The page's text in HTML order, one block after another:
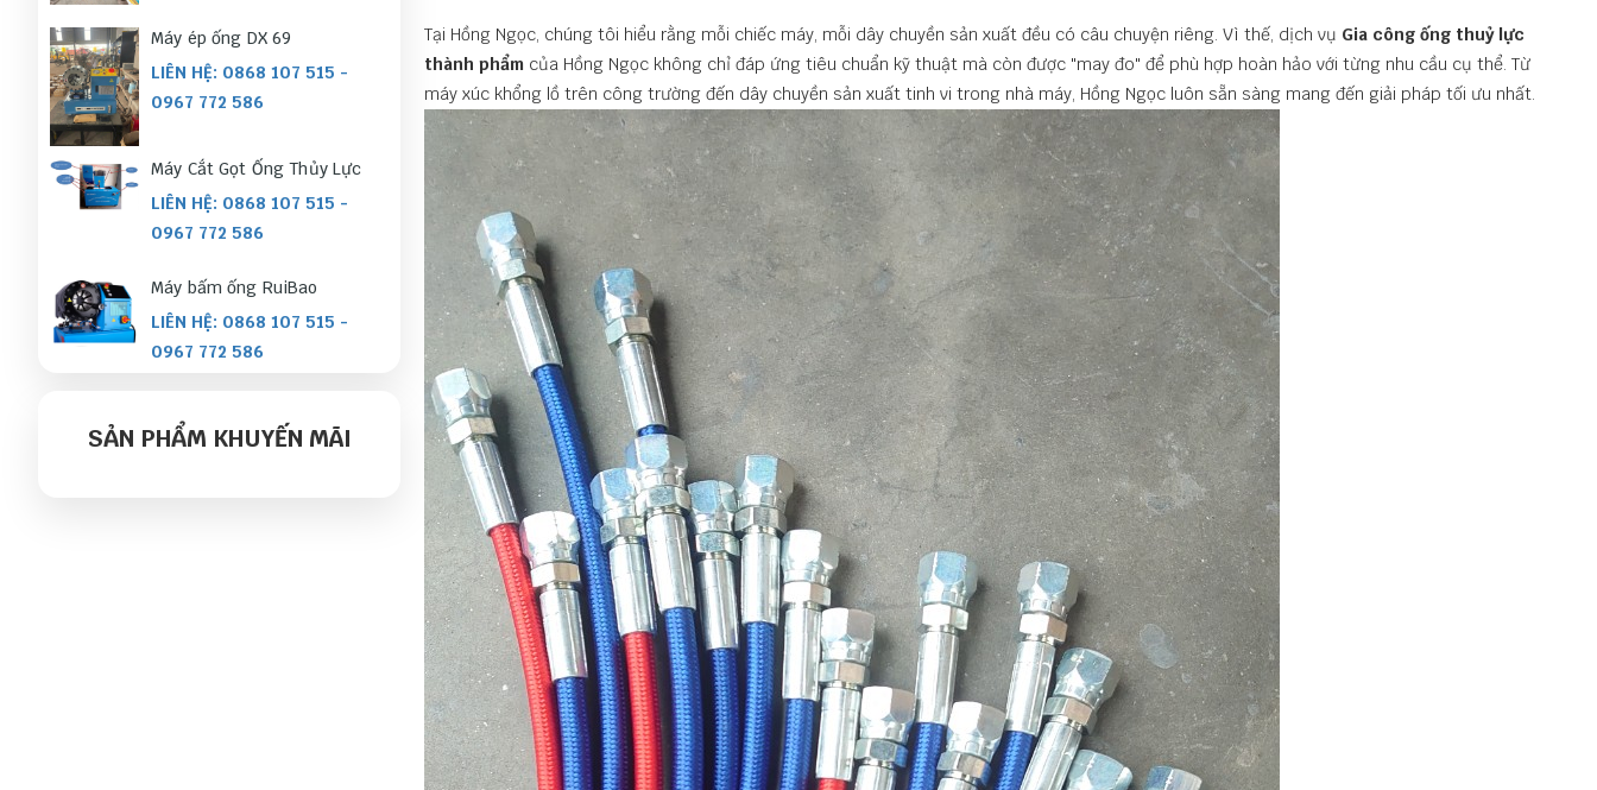
Tại Hồng Ngọc, chúng tôi hiểu rằng mỗi chiếc máy, mỗi dây chuyền sản xuất đều có câu chuyện riêng. Vì thế, dịch vụ Gia công ống thuỷ lực
thành phẩm của Hồng Ngọc không chỉ đáp ứng tiêu chuẩn kỹ thuật mà còn được "may đo" để phù hợp hoàn hảo với từng nhu cầu cụ thể. Từ
máy xúc khổng lồ trên công trường đến dây chuyền sản xuất tinh vi trong nhà máy, Hồng Ngọc luôn sẵn sàng mang đến giải pháp tối ưu nhất.
Máy ép ống DX 69
LIÊN HỆ: 0868 107 515 -
0967 772 586
Máy Cắt Gọt Ống Thủy Lực
LIÊN HỆ: 0868 107 515 -
0967 772 586
Máy bấm ống RuiBao
LIÊN HỆ: 0868 107 515 -
0967 772 586
LIÊN HỆ: 0868 107 515 -
SẢN PHẨM KHUYẾN MÃI